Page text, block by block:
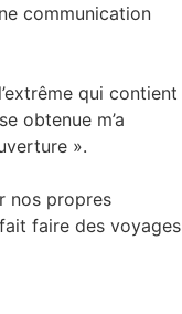
communication
qui contient
obtenue m’a
».
nos propres
faire des voyages